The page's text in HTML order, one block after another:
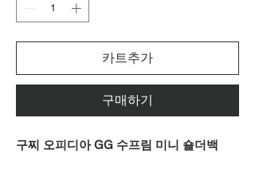
카트추가
구매하기
구찌 오피디아 GG 수프림 미니 숄더백